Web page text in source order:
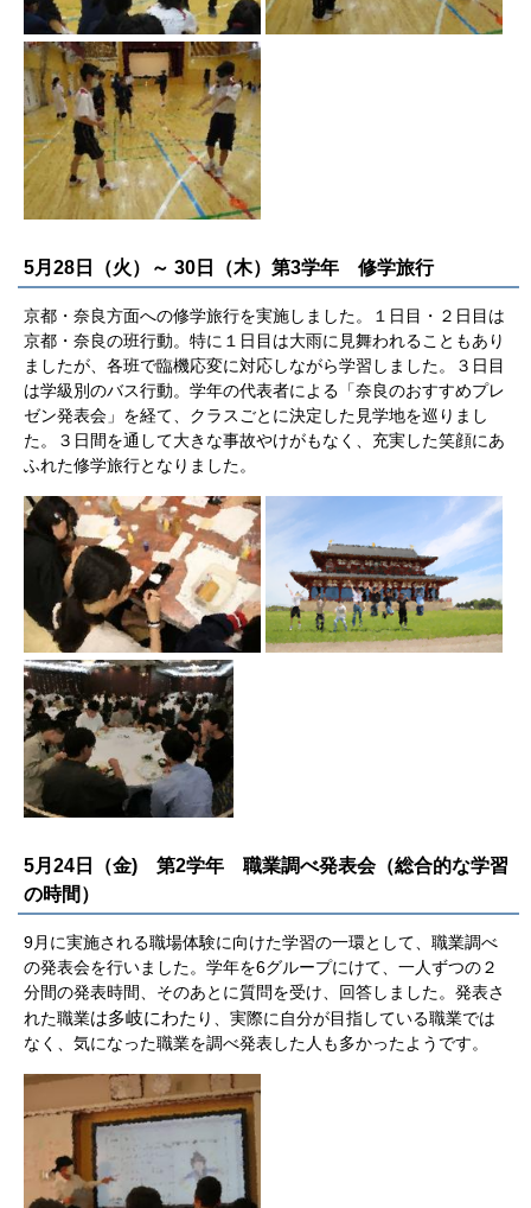
5月28日（火）～ 30日（木）第3学年 修学旅行
京都・奈良方面への修学旅行を実施しました。１日目・２日目は
京都・奈良の班行動。特に１日目は大雨に見舞われることもあり
ましたが、各班で臨機応変に対応しながら学習しました。３日目
は学級別のバス行動。学年の代表者による「奈良のおすすめプレ
ゼン発表会」を経て、クラスごとに決定した見学地を巡りまし
た。３日間を通して大きな事故やけがもなく、充実した笑顔にあ
ふれた修学旅行となりました。
5月24日（金) 第2学年 職業調べ発表会（総合的な学習
の時間）
9月に実施される職場体験に向けた学習の一環として、職業調べ
の発表会を行いました。学年を6グループにけて、一人ずつの２
分間の発表時間、そのあとに質問を受け、回答しました。発表さ
れた職業は多岐にわた り、実際に自分が目指している職業では
なく、気になった職業を調べ発表した人も多かったようです。